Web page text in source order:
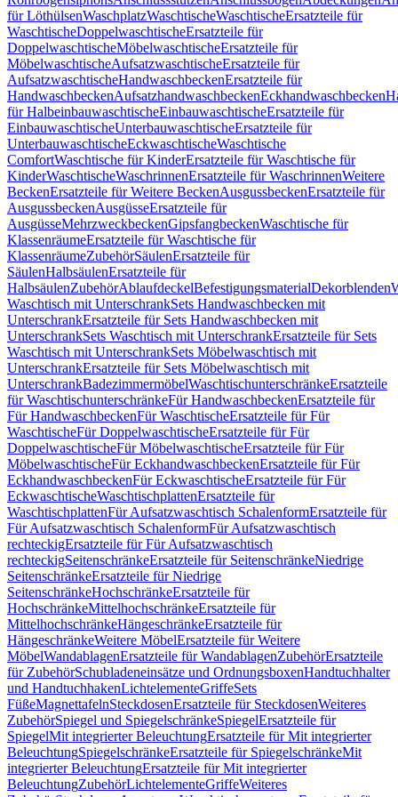
für LöthülsenWaschplatzWaschtischeWaschtischeErsatzteile für
WaschtischeDoppelwaschtischeErsatzteile für
DoppelwaschtischeMöbelwaschtischeErsatzteile für
MöbelwaschtischeAufsatzwaschtischeErsatzteile für
AufsatzwaschtischeHandwaschbeckenErsatzteile für
HandwaschbeckenAufsatzhandwaschbeckenEckhandwaschbecken
für HalbeinbauwaschtischeEinbauwaschtischeErsatzteile für
EinbauwaschtischeUnterbauwaschtischeErsatzteile für
UnterbauwaschtischeEckwaschtischeWaschtische
ComfortWaschtische für KinderErsatzteile für Waschtische für
KinderWaschtischeWaschrinnenErsatzteile für WaschrinnenWeitere
BeckenErsatzteile für Weitere BeckenAusgussbeckenErsatzteile für
AusgussbeckenAusgüsseErsatzteile für
AusgüsseMehrzweckbeckenGipsfangbeckenWaschtische für
KlassenräumeErsatzteile für Waschtische für
KlassenräumeZubehörSäulenErsatzteile für
SäulenHalbsäulenErsatzteile für
HalbsäulenZubehörAblaufdeckelBefestigungsmaterialDekorblenden
Waschtisch mit UnterschrankSets Handwaschbecken mit
UnterschrankErsatzteile für Sets Handwaschbecken mit
UnterschrankSets Waschtisch mit UnterschrankErsatzteile für Sets
Waschtisch mit UnterschrankSets Möbelwaschtisch mit
UnterschrankErsatzteile für Sets Möbelwaschtisch mit
UnterschrankBadezimmermöbelWaschtischunterschränkeErsatzteile
für WaschtischunterschränkeFür HandwaschbeckenErsatzteile für
Für HandwaschbeckenFür WaschtischeErsatzteile für Für
WaschtischeFür DoppelwaschtischeErsatzteile für Für
DoppelwaschtischeFür MöbelwaschtischeErsatzteile für Für
MöbelwaschtischeFür EckhandwaschbeckenErsatzteile für Für
EckhandwaschbeckenFür EckwaschtischeErsatzteile für Für
EckwaschtischeWaschtischplattenErsatzteile für
WaschtischplattenFür Aufsatzwaschtisch SchalenformErsatzteile für
Für Aufsatzwaschtisch SchalenformFür Aufsatzwaschtisch
rechteckigErsatzteile für Für Aufsatzwaschtisch
rechteckigSeitenschränkeErsatzteile für SeitenschränkeNiedrige
SeitenschränkeErsatzteile für Niedrige
SeitenschränkeHochschränkeErsatzteile für
HochschränkeMittelhochschränkeErsatzteile für
MittelhochschränkeHängeschränkeErsatzteile für
HängeschränkeWeitere MöbelErsatzteile für Weitere
MöbelWandablagenErsatzteile für WandablagenZubehörErsatzteile
für ZubehörSchubladeneinsätze und OrdnungsboxenHandtuchhalter
und HandtuchhakenLichtelementeGriffeSets
FüßeMagnettafelnSteckdosenErsatzteile für SteckdosenWeiteres
ZubehörSpiegel und SpiegelschränkeSpiegelErsatzteile für
SpiegelMit integrierter BeleuchtungErsatzteile für Mit integrierter
BeleuchtungSpiegelschränkeErsatzteile für SpiegelschränkeMit
integrierter BeleuchtungErsatzteile für Mit integrierter
BeleuchtungZubehörLichtelementeGriffeWeiteres